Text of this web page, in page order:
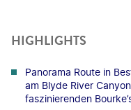
HIGHLIGHTS
Panorama Route in
am Blyde River
faszinierenden